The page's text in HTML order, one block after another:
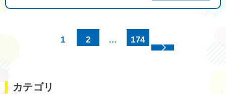
1 2 … 174
カテゴリ